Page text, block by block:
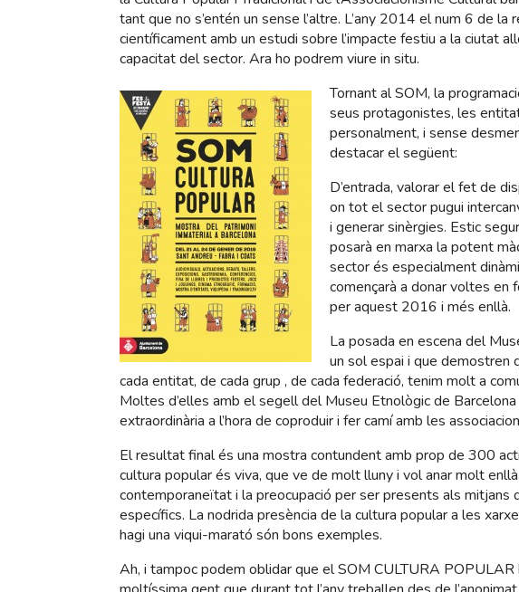
tant que no s’entén un sense l’altre. L’any 2014 el num 6 de
científicament amb un estudi sobre l’impacte festiu a la ciutat
capacitat del sector. Ara ho podrem viure in situ.
Tornant al SOM, la
seus protagonistes, les
personalment, i sense
destacar el següent:
D’entrada, valorar el fet de
on tot el sector pugui
i generar sinèrgies. Estic
posarà en marxa la potent
sector és especialment
començarà a donar voltes
per aquest 2016 i més enllà.
La posada en escena del
un sol espai i que demostren
cada entitat, de cada grup , de cada federació, tenim molt a
Moltes d’elles amb el segell del Museu Etnològic de
extraordinària a l’hora de coproduir i fer camí amb les
El resultat final és una mostra contundent amb prop de 300
cultura popular és viva, que ve de molt lluny i vol anar molt
contemporaneïtat i la preocupació per ser presents als mitjans
específics. La nodrida presència de la cultura popular a les
hagi una viqui-marató són bons exemples.
Ah, i tampoc podem oblidar que el SOM CULTURA